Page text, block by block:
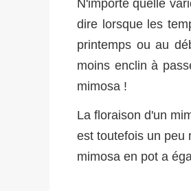
N'importe quelle
dire lorsque les
printemps ou au
moins enclin à
mimosa !
La floraison d'un
est toutefois un peu
mimosa en pot a